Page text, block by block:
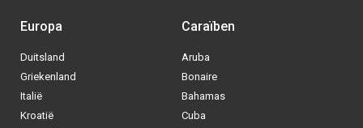
Europa
Duitsland
Griekenland
Italië
Kroatië
Caraïben
Aruba
Bonaire
Bahamas
Cuba